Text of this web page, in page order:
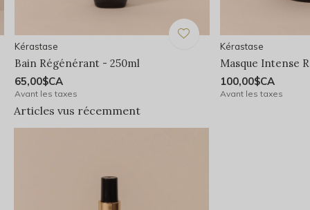
Kérastase
Bain Régénérant - 250ml
65,00$CA
Avant les taxes
Kérastase
Masque Intense
100,00$CA
Avant les taxes
Articles vus récemment